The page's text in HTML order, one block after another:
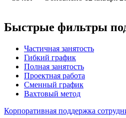
Быстрые фильтры
Частичная занятость
Гибкий график
Полная занятость
Проектная работа
Сменный график
Вахтовый метод
Корпоративная поддержка